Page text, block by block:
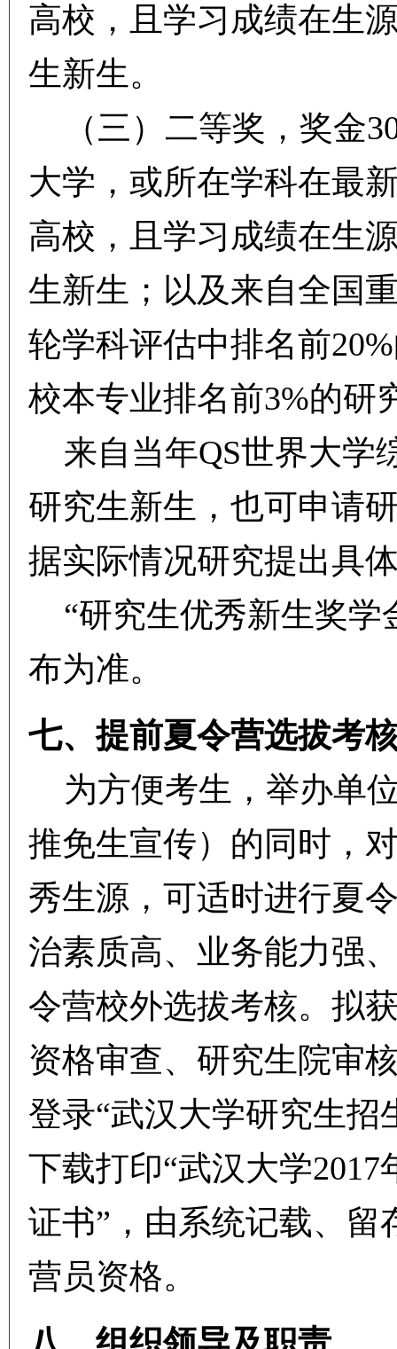
高校，且学习成绩在生
生新生。
（三）二等奖，奖金
大学，或所在学科在最
高校，且学习成绩在生
生新生；以及来自全国
轮学科评估中排名前
校本专业排名前3%的研
来自当年QS世界大学
研究生新生，也可申请
据实际情况研究提出具
“研究生优秀新生奖学
布为准。
七、提前夏令营选拔考
为方便考生，举办单
推免生宣传）的同时，
秀生源，可适时进行夏
治素质高、业务能力强
令营校外选拔考核。拟
资格审查、研究生院审
登录“武汉大学研究生招
下载打印“武汉大学
证书”，由系统记载、
营员资格。